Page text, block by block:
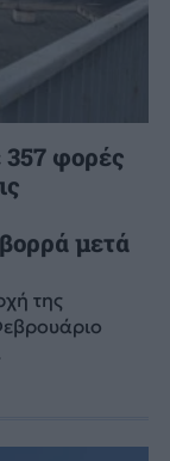
357 φορές
μετά
της